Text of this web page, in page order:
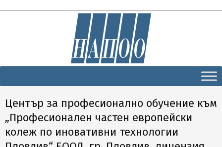
Navigation
Център за професионално обучение към
„Професионален частен европейски
колеж по иновативни технологии